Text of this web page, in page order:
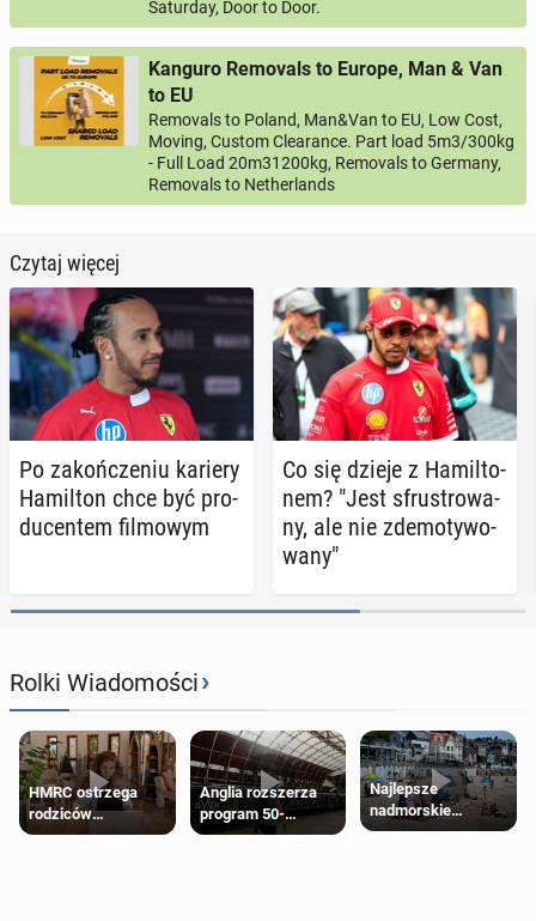
Saturday, Door to Door.
Kanguro Removals to Europe, Man & Van
to EU
Removals to Poland, Man&Van to EU, Low Cost,
Moving, Custom Clearance. Part load 5m3/300kg
- Full Load 20m31200kg, Removals to Germany,
Removals to Netherlands
Czytaj więcej
Po za­koń­cze­niu kariery
Ha­mil­ton chce być pro­
du­cen­tem fil­mo­wym
Co się dzieje z Ha­mil­to­
nem? "Jest sfru­stro­wa­
ny, ale nie zde­mo­ty­wo­
wa­ny"
Rolki Wiadomości›
HMRC ostrzega
rodziców
pobierających Child
Anglia rozszerza
program 50-
procentowych
Najlepsze
nadmorskie
miasteczko blisko